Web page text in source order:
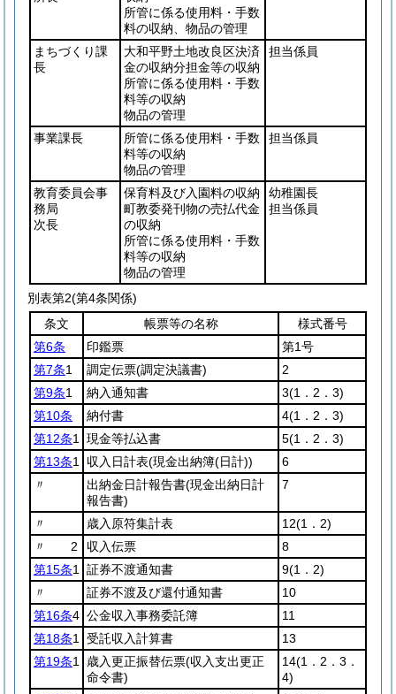
所管に係る使用料・手数
料の収納、物品の管理
まちづくり課
長
大和平野土地改良区決済
金の収納分担金等の収納
所管に係る使用料・手数
料等の収納
物品の管理
担当係員
事業課長
所管に係る使用料・手数
料等の収納
物品の管理
担当係員
教育委員会事
務局
次長
保育料及び入園料の収納
町教委発刊物の売払代金
の収納
所管に係る使用料・手数
料等の収納
物品の管理
幼稚園長
担当係員
別表第2(第4条関係)
条文
帳票等の名称
様式番号
第6条
印鑑票
第1号
第7条1 調定伝票(調定決議書)
2
第9条1 納入通知書 3(1．2．3)
第10条
納付書 4(1．2．3)
第12条1 現金等払込書 5(1．2．3)
第13条1 収入日計表(現金出納簿(日計))
6
〃
出納金日計報告書(現金出納日計
報告書)
7
〃 歳入原符集計表 12(1．2)
〃 2
収入伝票
8
第15条1 証券不渡通知書 9(1．2)
〃
証券不渡及び還付通知書
10
第16条4 公金収入事務委託簿
11
第18条1 受託収入計算書
13
第19条1 歳入更正振替伝票(収入支出更正
命令書)
14(1．2．3．
4)